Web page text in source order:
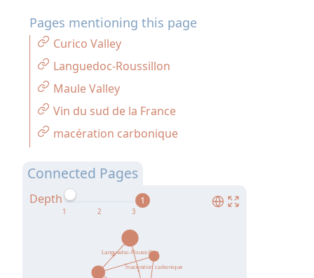
Connected Pages
Depth 1
Pages mentioning this page
Curico Valley
Languedoc-Roussillon
Maule Valley
Vin du sud de la France
macération carbonique